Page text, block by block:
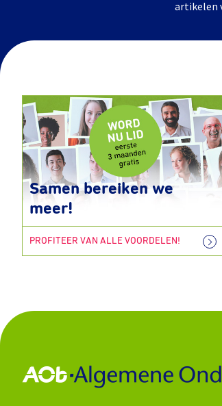
artikelen
Samen bereiken we
meer!
PROFITEER VAN ALLE VOORDELEN!